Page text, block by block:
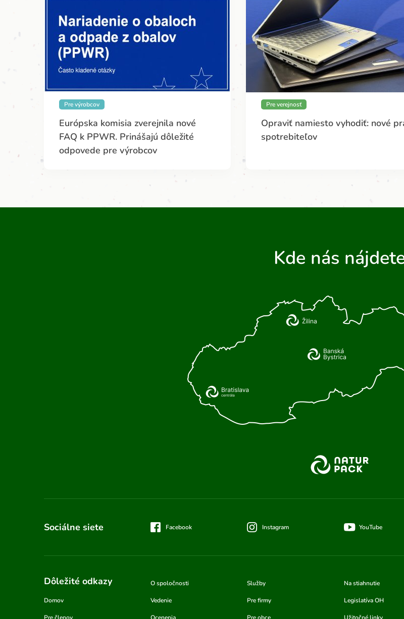
Pre výrobcov
Európska komisia zverejnila nové
FAQ k PPWR. Prinášajú dôležité
odpovede pre výrobcov
Pre verejnosť
Opraviť namiesto vyhodiť: nové
spotrebiteľov
Kde nás
Sociálne siete Facebook Instagram YouTube
Dôležité odkazy
Domov
Pre členov
O spoločnosti
Vedenie
Ocenenia
Služby
Pre firmy
Pre obce
Na stiahnutie
Legislatíva OH
Užitočné linky